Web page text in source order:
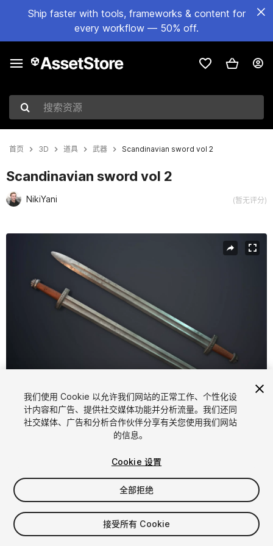
Ship faster with tools, frameworks & content for
every workflow — 50% off.
搜索资源
首页 3D 道具 武器 Scandinavian sword vol 2
Scandinavian sword vol 2
NikiYani (暂无评分)
1/11
$5
增值税将在结算时计算
我们使用 Cookie 以允许我们网站的正常工作、个性化设
计内容和广告、提供社交媒体功能并分析流量。我们还同
社交媒体、广告和分析合作伙伴分享有关您使用我们网站
的信息。
Cookie 设置
全部拒绝
接受所有 Cookie